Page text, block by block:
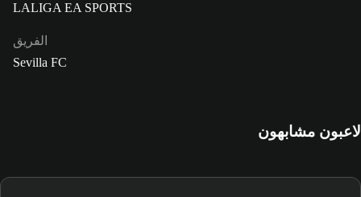
LALIGA EA SPORTS
الفريق
Sevilla FC
لاعبون مشابهون